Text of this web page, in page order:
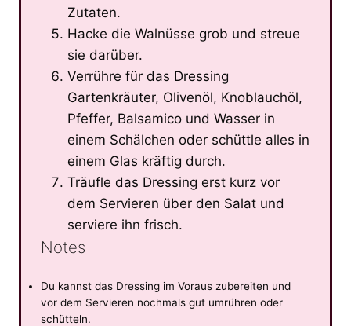
Zutaten.
Hacke die Walnüsse grob und streue
sie darüber.
Verrühre für das Dressing
Gartenkräuter, Olivenöl, Knoblauchöl,
Pfeffer, Balsamico und Wasser in
einem Schälchen oder schüttle alles in
einem Glas kräftig durch.
Träufle das Dressing erst kurz vor
dem Servieren über den Salat und
serviere ihn frisch.
Notes
Du kannst das Dressing im Voraus zubereiten und
vor dem Servieren nochmals gut umrühren oder
schütteln.